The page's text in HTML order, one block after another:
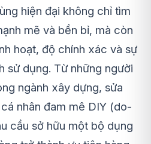
hiện đại không chỉ tìm
mẽ và bền bỉ, mà còn
hoạt, độ chính xác và sự
sử dụng. Từ những người
ngành xây dựng, sửa
nhân đam mê DIY (do-
cầu sở hữu một bộ dụng